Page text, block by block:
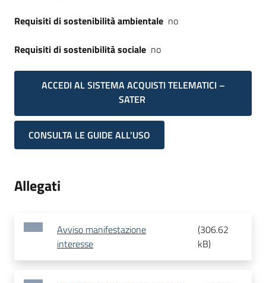
Requisiti di sostenibilità ambientale no
Requisiti di sostenibilità sociale no
ACCEDI AL SISTEMA ACQUISTI TELEMATICI –
SATER
CONSULTA LE GUIDE ALL'USO
Allegati
Avviso manifestazione
interesse
(306.62
kB)